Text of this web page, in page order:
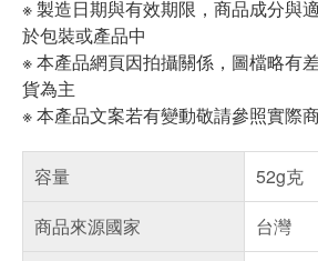
※ 製造日期與有效期限，商品成分與
於包裝或產品中
※ 本產品網頁因拍攝關係，圖檔略有
貨為主
※ 本產品文案若有變動敬請參照實際
容量
52g克
商品來源國家
台灣